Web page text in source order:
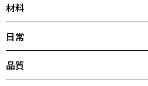
材料
日常
品質